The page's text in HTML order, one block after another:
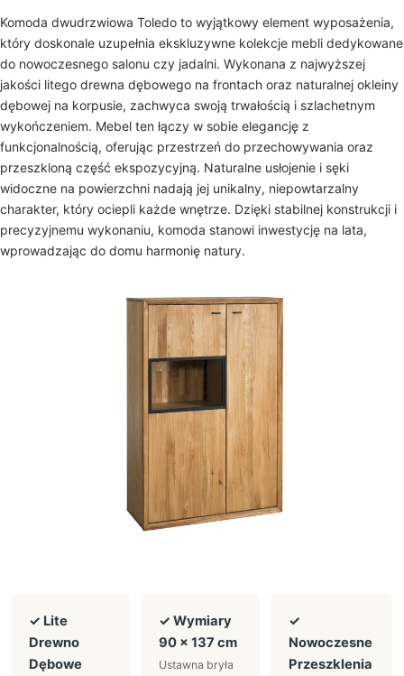
Komoda dwudrzwiowa Toledo to wyjątkowy element wyposażenia,
który doskonale uzupełnia ekskluzywne kolekcje mebli dedykowane
do nowoczesnego salonu czy jadalni. Wykonana z najwyższej
jakości litego drewna dębowego na frontach oraz naturalnej okleiny
dębowej na korpusie, zachwyca swoją trwałością i szlachetnym
wykończeniem. Mebel ten łączy w sobie elegancję z
funkcjonalnością, oferując przestrzeń do przechowywania oraz
przeszkloną część ekspozycyjną. Naturalne usłojenie i sęki
widoczne na powierzchni nadają jej unikalny, niepowtarzalny
charakter, który ociepli każde wnętrze. Dzięki stabilnej konstrukcji i
precyzyjnemu wykonaniu, komoda stanowi inwestycję na lata,
wprowadzając do domu harmonię natury.
✓ Lite
Drewno
Dębowe
✓ Wymiary
90 × 137 cm
Ustawna bryła
✓
Nowoczesne
Przeszklenia